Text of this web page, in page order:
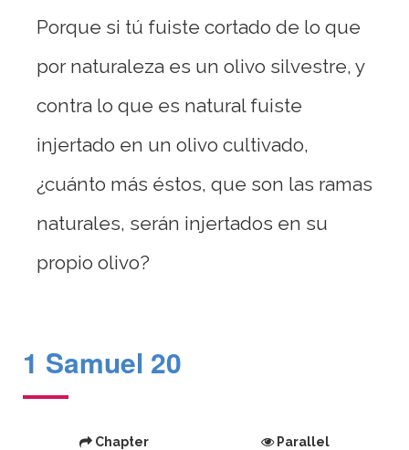
Porque si tú fuiste cortado de lo que
por naturaleza es un olivo silvestre, y
contra lo que es natural fuiste
injertado en un olivo cultivado,
¿cuánto más éstos, que son las ramas
naturales, serán injertados en su
propio olivo?
1 Samuel 20
Chapter Parallel